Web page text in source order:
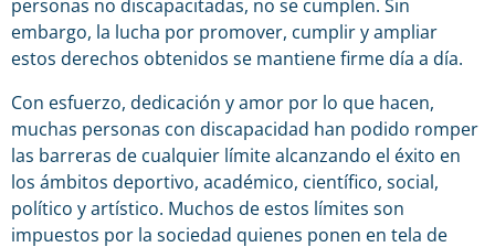
personas no discapacitadas, no se cumplen. Sin
embargo, la lucha por promover, cumplir y ampliar
estos derechos obtenidos se mantiene firme día a día.
Con esfuerzo, dedicación y amor por lo que hacen,
muchas personas con discapacidad han podido romper
las barreras de cualquier límite alcanzando el éxito en
los ámbitos deportivo, académico, científico, social,
político y artístico. Muchos de estos límites son
impuestos por la sociedad quienes ponen en tela de